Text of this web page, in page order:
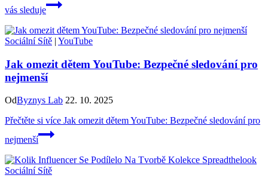
vás sleduje
Sociální Sítě | YouTube
Jak omezit dětem YouTube: Bezpečné sledování pro
nejmenší
OdByznys Lab 22. 10. 2025
Přečtěte si více Jak omezit dětem YouTube: Bezpečné sledování pro
nejmenší
Sociální Sítě